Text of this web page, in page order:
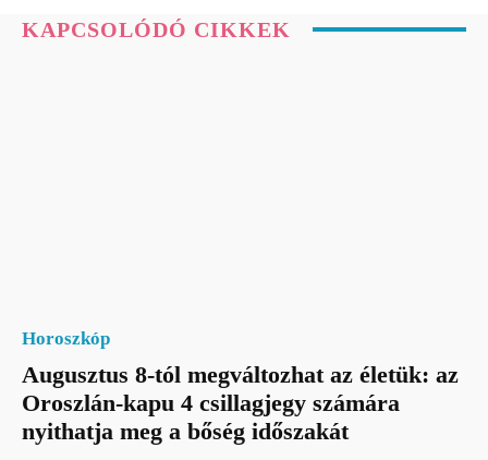
KAPCSOLÓDÓ CIKKEK
Horoszkóp
Augusztus 8-tól megváltozhat az életük: az
Oroszlán-kapu 4 csillagjegy számára
nyithatja meg a bőség időszakát